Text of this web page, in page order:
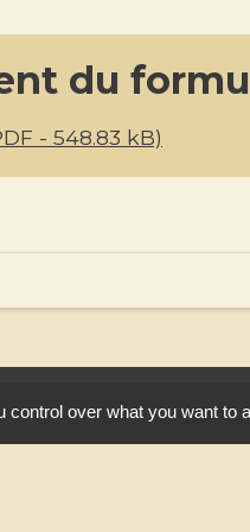
du
- 548.83 kB)
over what you want to